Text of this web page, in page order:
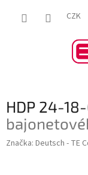
CZK
HDP 24-
Značka: Deutsch - TE